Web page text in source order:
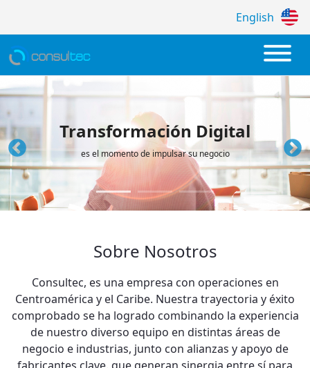
English
Empresa de Desarrollo de Software a la
Transformación Digital
es el momento de impulsar su negocio
Sobre Nosotros
Consultec, es una empresa con operaciones en
Centroamérica y el Caribe. Nuestra trayectoria y éxito
comprobado se ha logrado combinando la experiencia
de nuestro diverso equipo en distintas áreas de
negocio e industrias, junto con alianzas y apoyo de